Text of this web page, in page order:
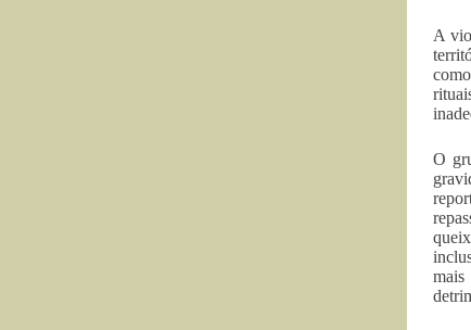
A
O
mais